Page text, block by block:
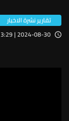
تقارير نشرة الاخبار
2024-08-30 | 13:29